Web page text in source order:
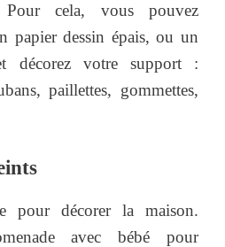
Pour cela, vous pouvez
papier dessin épais, ou un
décorez votre support :
paillettes, gommettes,
pour décorer la maison.
avec bébé pour